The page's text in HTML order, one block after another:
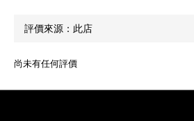
尚未有任何評價